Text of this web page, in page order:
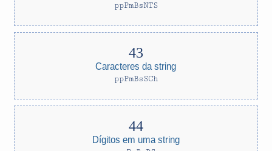
ppPmBsNTS
Caracteres da string
ppPmBsSCh
Dígitos em uma string